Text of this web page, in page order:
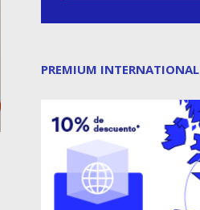
PREMIUM INTERNATIONAL